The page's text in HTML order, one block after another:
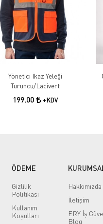
Yönetici İkaz Yeleği
Turuncu/Lacivert
199,00 +KDV
ÖDEME
Gizlilik
Politikası
Kullanım
Koşulları
Hakkımızda
İletişim
ERY İş
Blog